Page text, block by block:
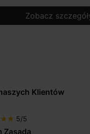
Zobacz
Klientów
star star 5/5